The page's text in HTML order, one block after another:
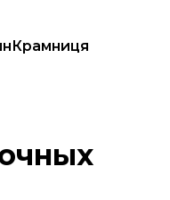
Крамниця